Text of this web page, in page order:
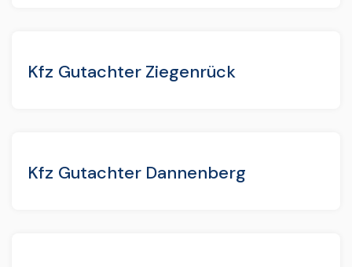
Kfz Gutachter Ziegenrück
Kfz Gutachter Dannenberg